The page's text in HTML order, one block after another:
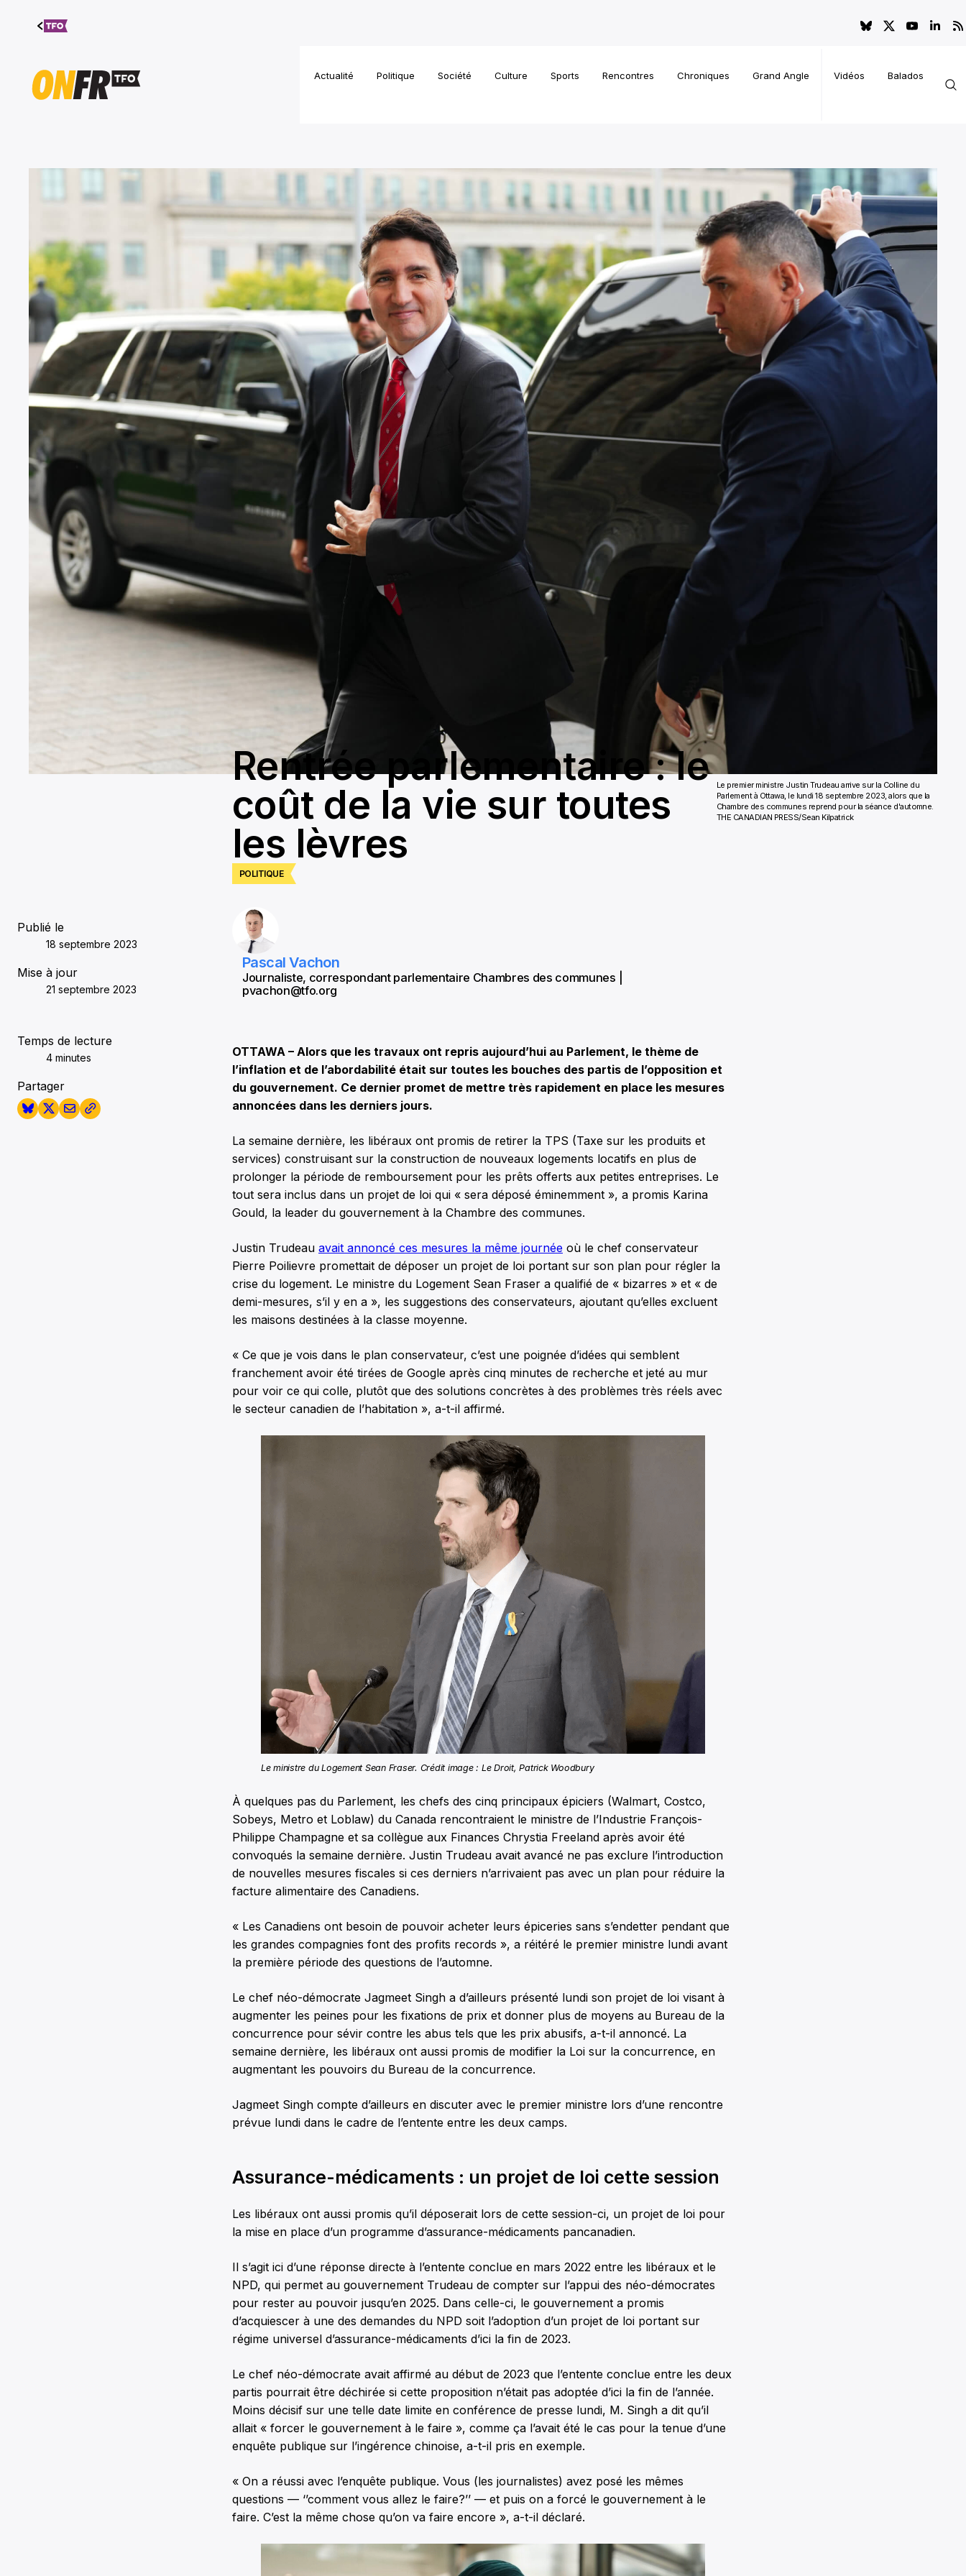
Aller au
contenu
Actualité Politique Société Culture Sports Rencontres Chroniques Grand Angle Vidéos Balados
Le premier ministre Justin Trudeau arrive sur la Colline du
Parlement à Ottawa, le lundi 18 septembre 2023, alors que la
Chambre des communes reprend pour la séance d'automne.
THE CANADIAN PRESS/Sean Kilpatrick
POLITIQUE
Rentrée parlementaire : le
coût de la vie sur toutes
les lèvres
Publié le
18 septembre 2023
Mise à jour
21 septembre 2023
Temps de lecture
4 minutes
Partager
Pascal Vachon
Journaliste, correspondant parlementaire Chambres des communes |
pvachon@tfo.org
OTTAWA – Alors que les travaux ont repris aujourd’hui au Parlement, le thème de
l’inflation et de l’abordabilité était sur toutes les bouches des partis de l’opposition et
du gouvernement. Ce dernier promet de mettre très rapidement en place les mesures
annoncées dans les derniers jours.
La semaine dernière, les libéraux ont promis de retirer la TPS (Taxe sur les produits et
services) construisant sur la construction de nouveaux logements locatifs en plus de
prolonger la période de remboursement pour les prêts offerts aux petites entreprises. Le
tout sera inclus dans un projet de loi qui « sera déposé éminemment », a promis Karina
Gould, la leader du gouvernement à la Chambre des communes.
Justin Trudeau avait annoncé ces mesures la même journée où le chef conservateur
Pierre Poilievre promettait de déposer un projet de loi portant sur son plan pour régler la
crise du logement. Le ministre du Logement Sean Fraser a qualifié de « bizarres » et « de
demi-mesures, s’il y en a », les suggestions des conservateurs, ajoutant qu’elles excluent
les maisons destinées à la classe moyenne.
« Ce que je vois dans le plan conservateur, c’est une poignée d’idées qui semblent
franchement avoir été tirées de Google après cinq minutes de recherche et jeté au mur
pour voir ce qui colle, plutôt que des solutions concrètes à des problèmes très réels avec
le secteur canadien de l’habitation », a-t-il affirmé.
Le ministre du Logement Sean Fraser. Crédit image : Le Droit, Patrick Woodbury
À quelques pas du Parlement, les chefs des cinq principaux épiciers (Walmart, Costco,
Sobeys, Metro et Loblaw) du Canada rencontraient le ministre de l’Industrie François-
Philippe Champagne et sa collègue aux Finances Chrystia Freeland après avoir été
convoqués la semaine dernière. Justin Trudeau avait avancé ne pas exclure l’introduction
de nouvelles mesures fiscales si ces derniers n’arrivaient pas avec un plan pour réduire la
facture alimentaire des Canadiens.
« Les Canadiens ont besoin de pouvoir acheter leurs épiceries sans s’endetter pendant que
les grandes compagnies font des profits records », a réitéré le premier ministre lundi avant
la première période des questions de l’automne.
Le chef néo-démocrate Jagmeet Singh a d’ailleurs présenté lundi son projet de loi visant à
augmenter les peines pour les fixations de prix et donner plus de moyens au Bureau de la
concurrence pour sévir contre les abus tels que les prix abusifs, a-t-il annoncé. La
semaine dernière, les libéraux ont aussi promis de modifier la Loi sur la concurrence, en
augmentant les pouvoirs du Bureau de la concurrence.
Jagmeet Singh compte d’ailleurs en discuter avec le premier ministre lors d’une rencontre
prévue lundi dans le cadre de l’entente entre les deux camps.
Assurance-médicaments : un projet de loi cette session
Les libéraux ont aussi promis qu’il déposerait lors de cette session-ci, un projet de loi pour
la mise en place d’un programme d’assurance-médicaments pancanadien.
Il s’agit ici d’une réponse directe à l’entente conclue en mars 2022 entre les libéraux et le
NPD, qui permet au gouvernement Trudeau de compter sur l’appui des néo-démocrates
pour rester au pouvoir jusqu’en 2025. Dans celle-ci, le gouvernement a promis
d’acquiescer à une des demandes du NPD soit l’adoption d’un projet de loi portant sur
régime universel d’assurance-médicaments d’ici la fin de 2023.
Le chef néo-démocrate avait affirmé au début de 2023 que l’entente conclue entre les deux
partis pourrait être déchirée si cette proposition n’était pas adoptée d’ici la fin de l’année.
Moins décisif sur une telle date limite en conférence de presse lundi, M. Singh a dit qu’il
allait « forcer le gouvernement à le faire », comme ça l’avait été le cas pour la tenue d’une
enquête publique sur l’ingérence chinoise, a-t-il pris en exemple.
« On a réussi avec l’enquête publique. Vous (les journalistes) avez posé les mêmes
questions — ‘’comment vous allez le faire?’’ — et puis on a forcé le gouvernement à le
faire. C’est la même chose qu’on va faire encore », a-t-il déclaré.